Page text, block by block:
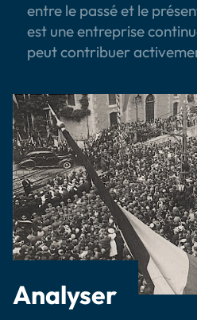
entre le passé et le
est une entreprise
peut contribuer
Analyser